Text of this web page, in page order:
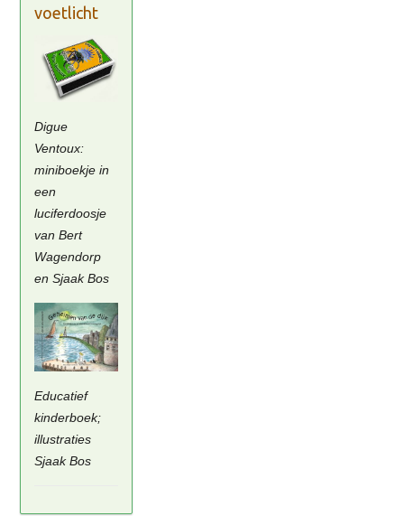
voetlicht
Digue
Ventoux:
miniboekje in
een
luciferdoosje
van Bert
Wagendorp
en Sjaak Bos
Educatief
kinderboek;
illustraties
Sjaak Bos